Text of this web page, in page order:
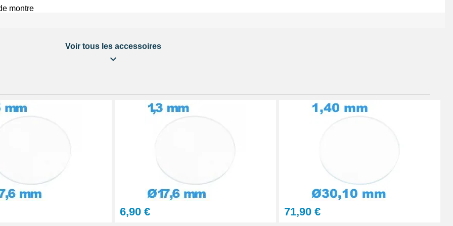
convient
fiabilité et la précision
montre
Ajouter au panier
6 seringues
Voir tous les accessoires
6,90 € 71,90 €